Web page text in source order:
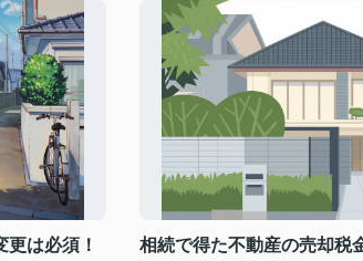
は必須！
相続で得た不動産の売却税